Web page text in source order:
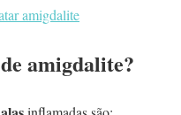
amigdalite
amigdalite?